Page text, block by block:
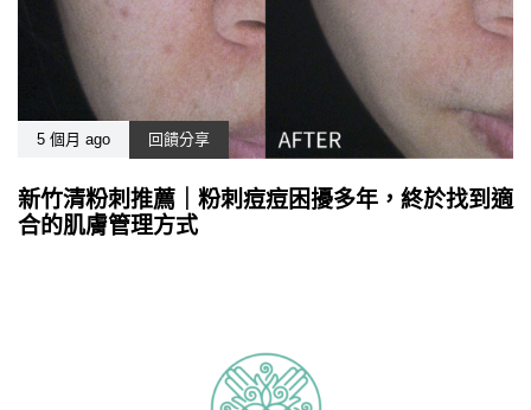
5 個月 ago 回饋分享
新竹清粉刺推薦｜粉刺痘痘困擾多年，終於找到適
合的肌膚管理方式